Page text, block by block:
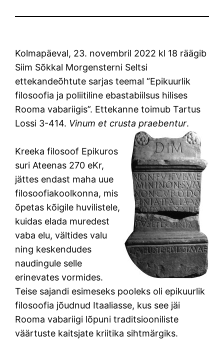
Kolmapäeval, 23. novembril 2022 kl 18 räägib
Siim Sõkkal Morgensterni Seltsi
ettekandeõhtute sarjas teemal “Epikuurlik
filosoofia ja poliitiline ebastabiilsus hilises
Rooma vabariigis”. Ettekanne toimub Tartus
Lossi 3-414. Vinum et crusta praebentur.
Kreeka filosoof Epikuros
suri Ateenas 270 eKr,
jättes endast maha uue
filosoofiakoolkonna, mis
õpetas kõigile huvilistele,
kuidas elada muredest
vaba elu, vältides valu
ning keskendudes
naudingule selle
erinevates vormides.
Teise sajandi esimeseks pooleks oli epikuurlik
filosoofia jõudnud Itaaliasse, kus see jäi
Rooma vabariigi lõpuni traditsiooniliste
väärtuste kaitsjate kriitika sihtmärgiks.